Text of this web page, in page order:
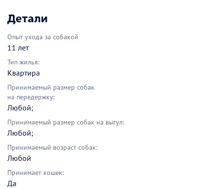
Детали
Опыт ухода за собакой
11 лет
Тип жилья:
Квартира
Принимаемый размер собак
на передержку:
Любой;
Принимаемый размер собак на выгул:
Любой;
Принимаемый возраст собак:
Любой
Принимает кошек:
Да